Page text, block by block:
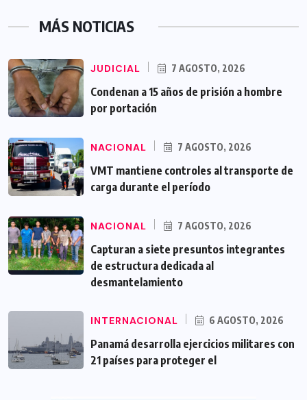
MÁS NOTICIAS
JUDICIAL 7 AGOSTO, 2026
Condenan a 15 años de prisión a hombre
por portación
NACIONAL 7 AGOSTO, 2026
VMT mantiene controles al transporte de
carga durante el período
NACIONAL 7 AGOSTO, 2026
Capturan a siete presuntos integrantes
de estructura dedicada al
desmantelamiento
INTERNACIONAL 6 AGOSTO, 2026
Panamá desarrolla ejercicios militares con
21 países para proteger el